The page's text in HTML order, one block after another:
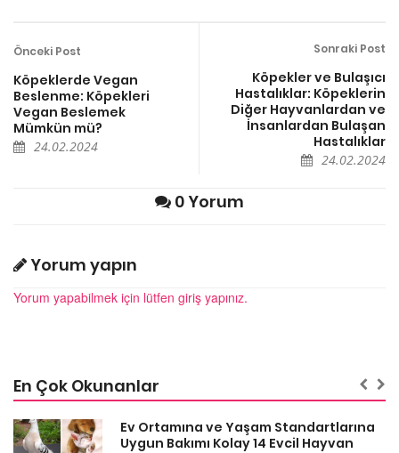
Önceki Post
Köpeklerde Vegan
Beslenme: Köpekleri
Vegan Beslemek
Mümkün mü?
24.02.2024
Sonraki Post
Köpekler ve Bulaşıcı
Hastalıklar: Köpeklerin
Diğer Hayvanlardan ve
İnsanlardan Bulaşan
Hastalıklar
24.02.2024
0 Yorum
Yorum yapın
Yorum yapabilmek için lütfen giriş yapınız.
En Çok Okunanlar
Ev Ortamına ve Yaşam Standartlarına
Uygun Bakımı Kolay 14 Evcil Hayvan